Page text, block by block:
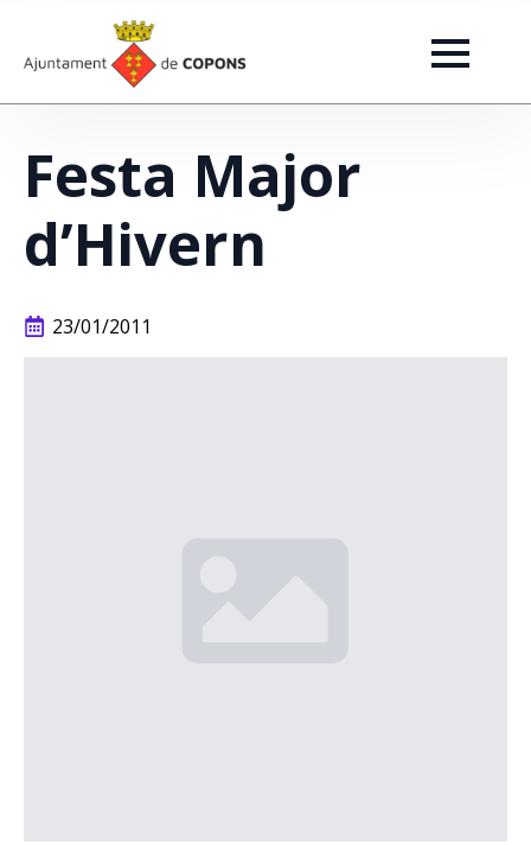
Festa Major
d’Hivern
23/01/2011